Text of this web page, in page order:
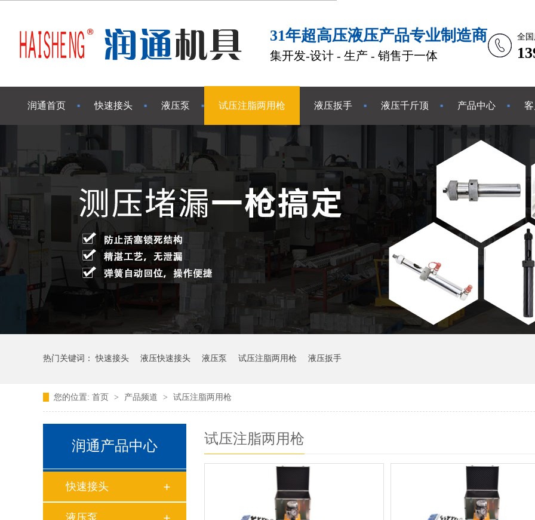
31年超高压液压产品专业制造商
集开发-设计 - 生产 - 销售于一体
全
润通首页 快速接头 液压泵 试压注脂两用枪 液压扳手 液压千斤顶 产品中心
热门关键词：快速接头 液压快速接头 液压泵 试压注脂两用枪 液压扳手
您的位置: 首页 > 产品频道 > 试压注脂两用枪
润通产品中心
快速接头
液压泵
试压注脂两用枪